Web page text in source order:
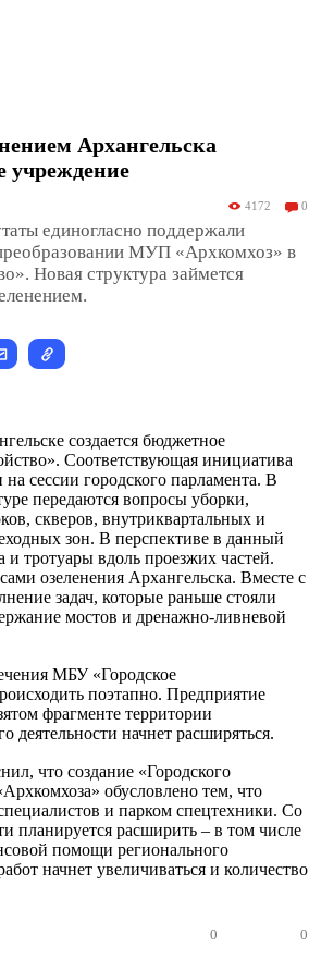
Архангельска
учреждение
4172 0
единогласно поддержали
МУП «Архкомхоз» в
Новая структура займется
создается бюджетное
Соответствующая инициатива
сессии городского парламента. В
передаются вопросы уборки,
скверов, внутриквартальных и
зон. В перспективе в данный
и тротуары вдоль проезжих частей.
озеленения Архангельска. Вместе с
задач, которые раньше стояли
мостов и дренажно-ливневой
МБУ «Городское
поэтапно. Предприятие
фрагменте территории
деятельности начнет расширяться.
что создание «Городского
обусловлено тем, что
и парком спецтехники. Со
планируется расширить – в том числе
помощи регионального
начнет увеличиваться и количество
0 0